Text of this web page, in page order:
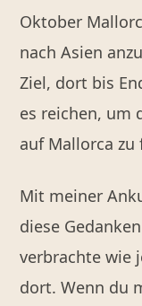
Oktober
nach Asien
Ziel, dort bis
es reichen, um
auf Mallorca zu
Mit meiner
diese
verbrachte wie
dort. Wenn du